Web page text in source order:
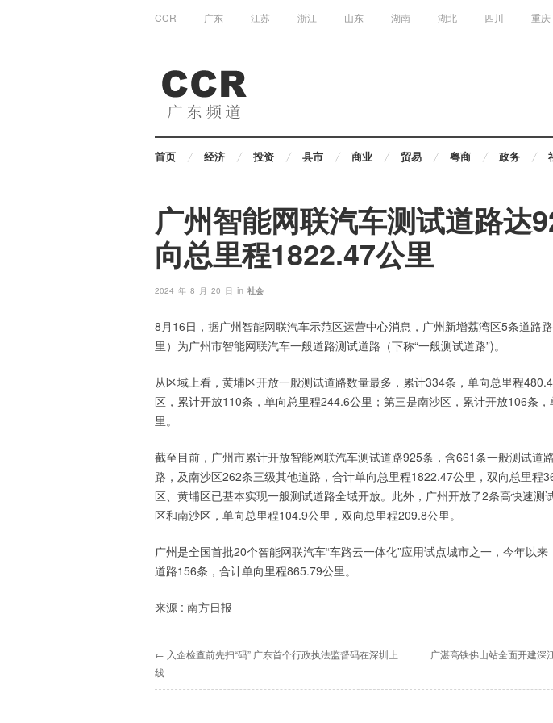
CCR 广东 江苏 浙江 山东 湖南 湖北 四川 重庆
首页 经济 投资 县市 商业 贸易 粤商 政务
广州智能网联汽车测试道路达
向总里程1822.47公里
2024 年 8 月 20 日 in 社会
8月16日，据广州智能网联汽车示范区运营中心消息，广州新增荔湾区5条道路
里）为广州市智能网联汽车一般道路测试道路（下称“一般测试道路”)。
从区域上看，黄埔区开放一般测试道路数量最多，累计334条，单向总里程
区，累计开放110条，单向总里程244.6公里；第三是南沙区，累计开放106条
里。
截至目前，广州市累计开放智能网联汽车测试道路925条，含661条一般测试道
路，及南沙区262条三级其他道路，合计单向总里程1822.47公里，双向总里程
区、黄埔区已基本实现一般测试道路全域开放。此外，广州开放了2条高快速测
区和南沙区，单向总里程104.9公里，双向总里程209.8公里。
广州是全国首批20个智能网联汽车“车路云一体化”应用试点城市之一，今年以
道路156条，合计单向里程865.79公里。
来源 : 南方日报
← 入企检查前先扫“码” 广东首个行政执法监督码在深圳上
线
广湛高铁佛山站全面开建深